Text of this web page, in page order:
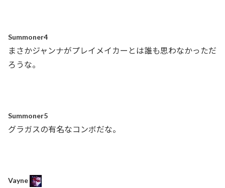
Summoner4
まさかジャンナがプレイメイカーとは誰も思わなかっただ
ろうな。
Summoner5
グラガスの有名なコンボだな。
Vayne